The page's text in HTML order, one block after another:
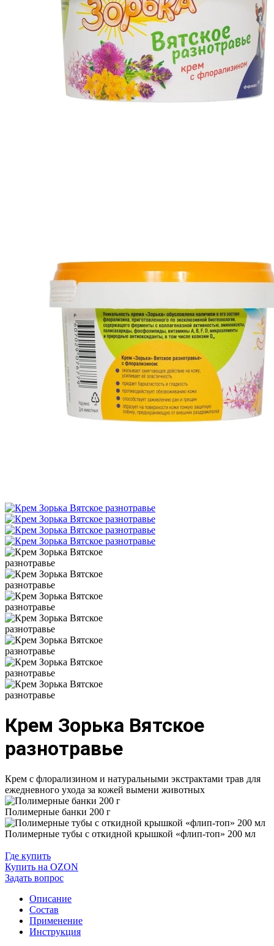
Крем Зорька Вятское
разнотравье
Крем с флорализином и натуральными экстрактами трав для
ежедневного ухода за кожей вымени животных
Полимерные банки 200 г
Полимерные тубы с откидной крышкой «флип-топ» 200 мл
Где купить
Купить на OZON
Задать вопрос
Описание
Состав
Применение
Инструкция